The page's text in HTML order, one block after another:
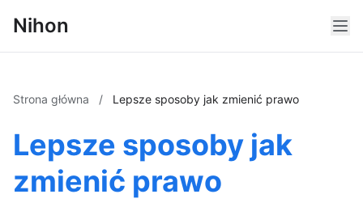
Nihon
Strona główna / Lepsze sposoby jak zmienić prawo
Lepsze sposoby jak
zmienić prawo